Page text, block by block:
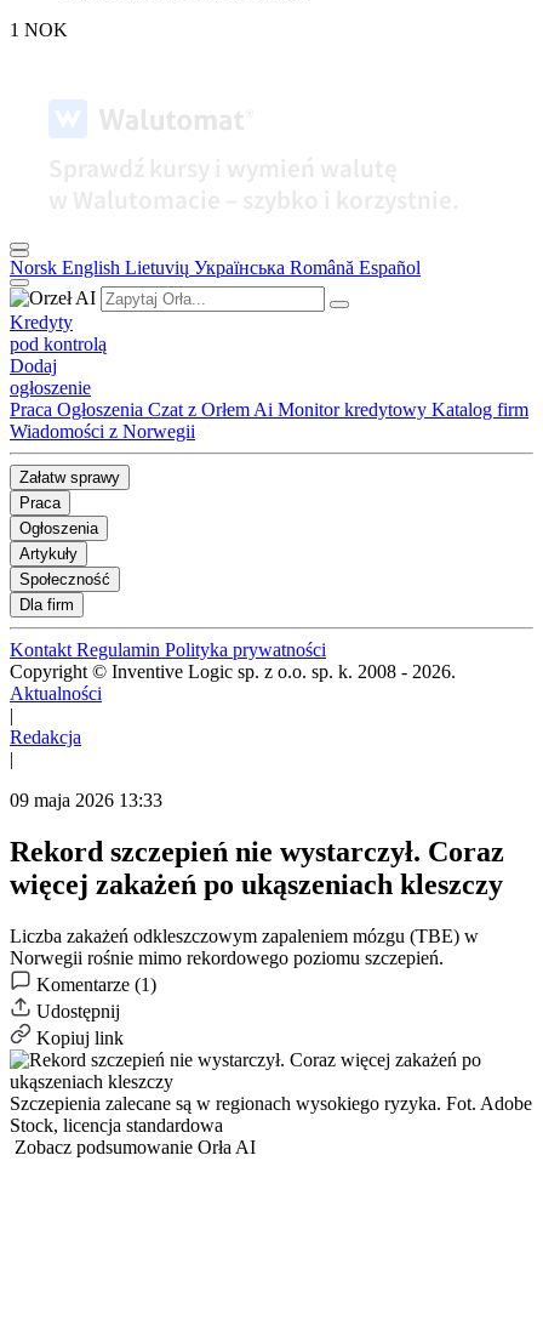
1 NOK
Norsk English Lietuvių Українська Română Español
Kredyty
pod kontrolą
Dodaj
ogłoszenie
Praca Ogłoszenia Czat z Orłem Ai Monitor kredytowy Katalog firm
Wiadomości z Norwegii
Załatw sprawy
Praca
Ogłoszenia
Artykuły
Społeczność
Dla firm
Kontakt Regulamin Polityka prywatności
Copyright © Inventive Logic sp. z o.o. sp. k. 2008 - 2026.
Aktualności
|
Redakcja
|
09 maja 2026 13:33
Rekord szczepień nie wystarczył. Coraz
więcej zakażeń po ukąszeniach kleszczy
Liczba zakażeń odkleszczowym zapaleniem mózgu (TBE) w
Norwegii rośnie mimo rekordowego poziomu szczepień.
Komentarze (1)
Udostępnij
Kopiuj link
Szczepienia zalecane są w regionach wysokiego ryzyka. Fot. Adobe
Stock, licencja standardowa
Zobacz podsumowanie Orła AI